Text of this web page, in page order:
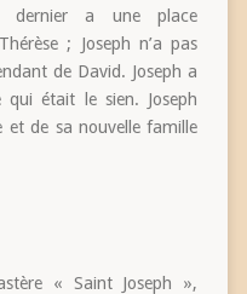
dernier a une place
; Joseph n’a pas
de David. Joseph a
qui était le sien. Joseph
et de sa nouvelle famille
« Saint Joseph »,